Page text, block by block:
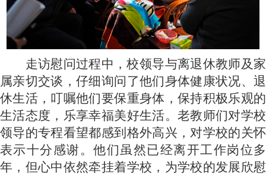
走访慰问过程中，校领导与离退休教师及家
属亲切交谈，仔细询问了他们身体健康状况、退
休生活，叮嘱他们要保重身体，保持积极乐观的
生活态度，乐享幸福美好生活。老教师们对学校
领导的专程看望都感到格外高兴，对学校的关怀
表示十分感谢。他们虽然已经离开工作岗位多
年，但心中依然牵挂着学校，为学校的发展欣慰